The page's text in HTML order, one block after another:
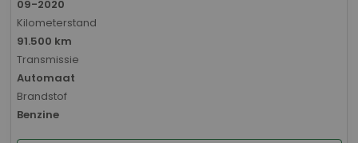
09-2020
Kilometerstand
91.500 km
Transmissie
Automaat
Brandstof
Benzine